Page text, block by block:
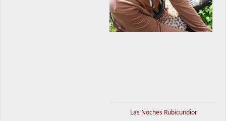
Las Noches Rubicundior